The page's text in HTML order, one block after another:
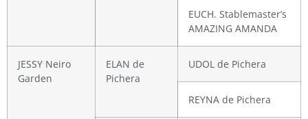
EUCH. Stablemaster’s
AMAZING AMANDA
JESSY Neiro
Garden
ELAN de
Pichera
UDOL de Pichera
REYNA de Pichera